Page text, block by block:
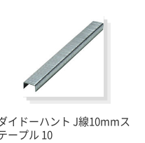
イドーハント J線10mmス
ープル 10